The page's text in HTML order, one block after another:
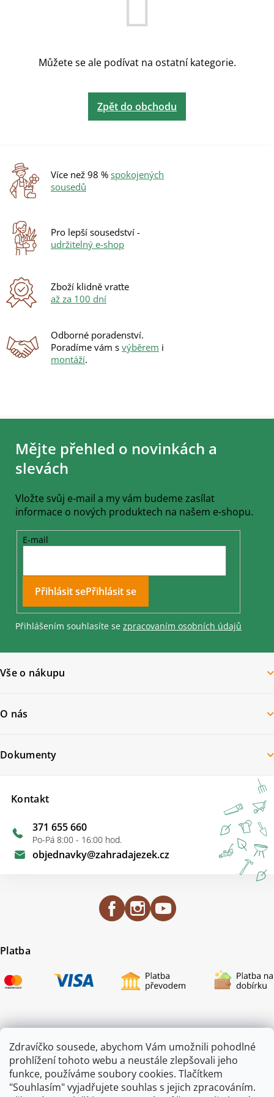
Zdravíčko sousede, abychom Vám umožnili pohodlné
prohlížení tohoto webu a neustále zlepšovali jeho
funkce, používáme soubory cookies. Tlačítkem
"Souhlasím" vyjadřujete souhlas s jejich zpracováním.
Můžete se ale podívat na ostatní kategorie.
Zpět do obchodu
Více než 98 % spokojených
sousedů
Pro lepší sousedství -
udržitelný e-shop
Zboží klidně vraťte
až za 100 dní
Odborné poradenství.
Poradíme vám s výběrem i
montáží.
Z
Mějte přehled o novinkách a
slevách
Vložte svůj e-mail a my vám budeme zasílat
informace o nových produktech na našem e-shopu.
E-mail
Přihlásit se
Přihlášením souhlasíte se zpracovaním osobních údajů
Vše o nákupu
O nás
Kontakt
objednavky@zahradajezek.cz
371 655 660
Po-Pá 8:00 - 16:00 hod.
Dokumenty
Platba